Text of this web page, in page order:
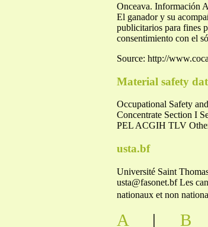
Onceava. Información
El ganador y su
publicitarios para fines
consentimiento con el
Source: http://
Material safety
Occupational Safety
Concentrate Section I
PEL ACGIH TLV
usta.bf
Université Saint
usta@fasonet.bfLes
nationaux et non
A | B